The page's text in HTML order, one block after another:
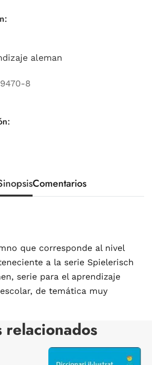
aleman
8
Comentarios
que corresponde al nivel
a la serie Spielerisch
serie para el aprendizaje
de temática muy